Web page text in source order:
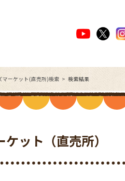
マーケット(直売所)検索 検索結果
ット（直売所）